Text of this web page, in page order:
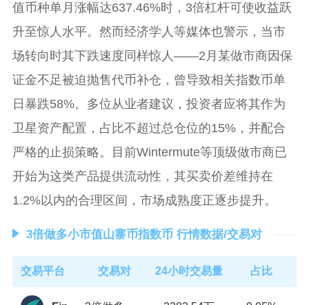
值币种单月涨幅达637.46%时，3倍杠杆可使收益跃
升至惊人水平。然而经济学人等媒体也警示，当市
场转向时其下跌速度同样惊人——2月某做市商因保
证金不足被迫抛售代币补仓，曾导致相关指数币单
日暴跌58%。多位从业者建议，投资者应将其作为
卫星资产配置，占比不超过总仓位的15%，并配合
严格的止损策略。目前Wintermute等顶级做市商已
开始为这类产品提供流动性，其买卖价差维持在
1.2%以内的合理区间，市场成熟度正逐步提升。
3倍做多小市值山寨币指数币 行情数据/交易对
交易平台 交易对 24小时交易量 占比